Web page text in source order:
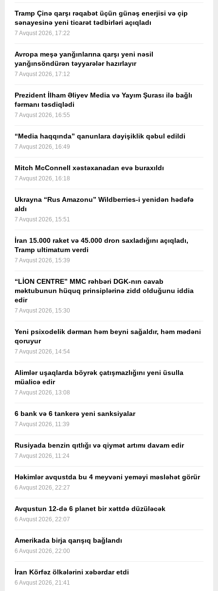
Tramp Çinə qarşı rəqabət üçün günəş enerjisi və çip
sənayesinə yeni ticarət tədbirləri açıqladı
7 Avqust 2026, 17:22
Avropa meşə yanğınlarına qarşı yeni nəsil
yanğınsöndürən təyyarələr hazırlayır
7 Avqust 2026, 17:12
Prezident İlham Əliyev Media və Yayım Şurası ilə bağlı
fərmanı təsdiqlədi
7 Avqust 2026, 16:55
“Media haqqında” qanunlara dəyişiklik qəbul edildi
7 Avqust 2026, 16:49
Mitch McConnell xəstəxanadan evə buraxıldı
7 Avqust 2026, 16:18
Ukrayna “Rus Amazonu” Wildberries-i yenidən hədəfə
aldı
7 Avqust 2026, 15:51
İran 15.000 raket və 45.000 dron saxladığını açıqladı,
Tramp ultimatum verdi
7 Avqust 2026, 15:39
“LİON CENTRE” MMC rəhbəri DGK-nın cavab
məktubunun hüquq prinsiplərinə zidd olduğunu iddia
edir
7 Avqust 2026, 15:30
Yeni psixodelik dərman həm beyni sağaldır, həm mədəni
qoruyur
7 Avqust 2026, 14:54
Alimlər uşaqlarda böyrək çatışmazlığını yeni üsulla
müalicə edir
7 Avqust 2026, 13:08
6 bank və 6 tankerə yeni sanksiyalar
7 Avqust 2026, 11:39
Rusiyada benzin qıtlığı və qiymət artımı davam edir
7 Avqust 2026, 11:24
Həkimlər avqustda bu 4 meyvəni yeməyi məsləhət görür
6 Avqust 2026, 22:27
Avqustun 12-də 6 planet bir xəttdə düzüləcək
6 Avqust 2026, 22:07
Amerikada birja qarışıq bağlandı
6 Avqust 2026, 22:00
İran Körfəz ölkələrini xəbərdar etdi
6 Avqust 2026, 21:41